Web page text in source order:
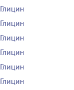
Глицин
Глицин
Глицин
Глицин
Глицин
Глицин